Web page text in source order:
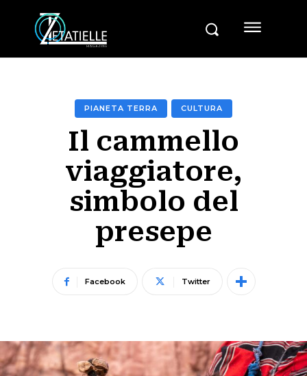
PIANETA TERRA CULTURA
Il cammello
viaggiatore,
simbolo del
presepe
Facebook Twitter